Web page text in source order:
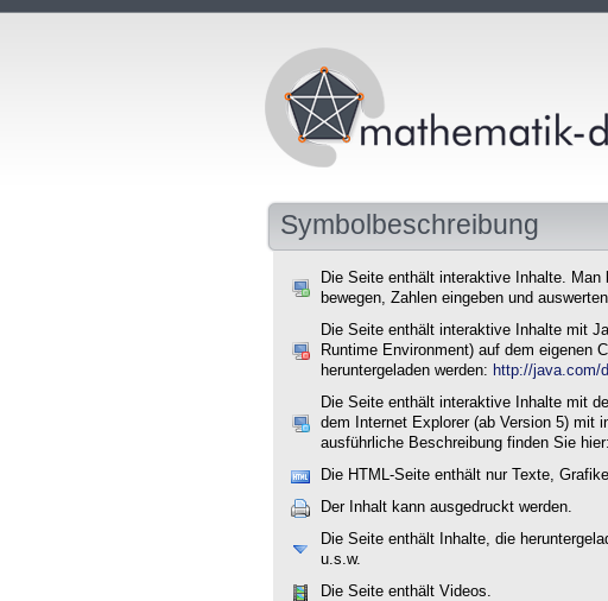
Symbolbeschreibung
Die Seite enthält interaktive Inhalte.
bewegen, Zahlen eingeben und
Die Seite enthält interaktive Inhalte mit
Runtime Environment) auf dem eigenen
heruntergeladen werden: http://java.com/
Die Seite enthält interaktive Inhalte mit
dem Internet Explorer (ab Version 5) mit
ausführliche Beschreibung finden Sie hier:
Die HTML-Seite enthält nur Texte,
Der Inhalt kann ausgedruckt werden.
Die Seite enthält Inhalte, die
u.s.w.
Die Seite enthält Videos.